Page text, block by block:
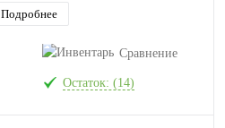
Подробнее
Сравнение
Остаток: (14)